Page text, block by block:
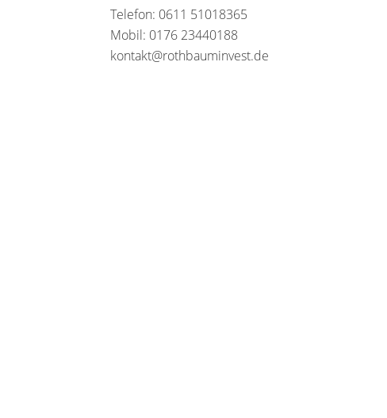
Telefon: 0611 51018365
Mobil: 0176 23440188
kontakt@rothbauminvest.de